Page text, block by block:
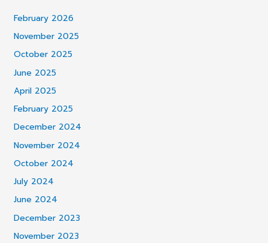
February 2026
November 2025
October 2025
June 2025
April 2025
February 2025
December 2024
November 2024
October 2024
July 2024
June 2024
December 2023
November 2023